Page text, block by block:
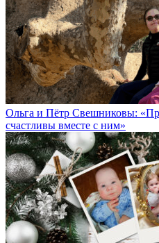
Ольга и Пётр Свешниковы:
счастливы вместе с ним»